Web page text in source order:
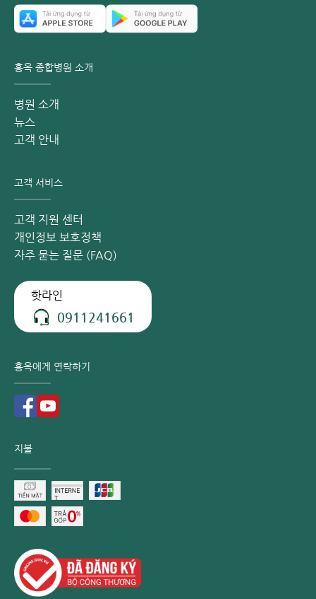
홍옥 종합병원 소개
병원 소개
뉴스
고객 안내
고객 서비스
고객 지원 센터
개인정보 보호정책
자주 묻는 질문 (FAQ)
핫라인
0911241661
홍옥에게 연락하기
지불